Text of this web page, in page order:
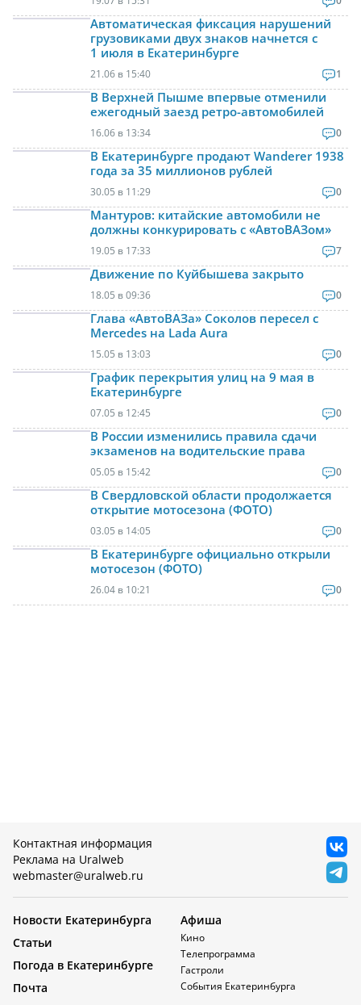
Автоматическая фиксация нарушений
грузовиками двух знаков начнется с
1 июля в Екатеринбурге
21.06 в 15:40 1
В Верхней Пышме впервые отменили
ежегодный заезд ретро-автомобилей
16.06 в 13:34 0
В Екатеринбурге продают Wanderer 1938
года за 35 миллионов рублей
30.05 в 11:29 0
Мантуров: китайские автомобили не
должны конкурировать с «АвтоВАЗом»
19.05 в 17:33 7
Движение по Куйбышева закрыто
18.05 в 09:36 0
Глава «АвтоВАЗа» Соколов пересел с
Mercedes на Lada Aura
15.05 в 13:03 0
График перекрытия улиц на 9 мая в
Екатеринбурге
07.05 в 12:45 0
В России изменились правила сдачи
экзаменов на водительские права
05.05 в 15:42 0
В Свердловской области продолжается
открытие мотосезона (ФОТО)
03.05 в 14:05 0
В Екатеринбурге официально открыли
мотосезон (ФОТО)
26.04 в 10:21 0
Контактная информация
Реклама на Uralweb
webmaster@uralweb.ru
Новости Екатеринбурга
Статьи
Погода в Екатеринбурге
Почта
Афиша
Кино
Телепрограмма
Гастроли
События Екатеринбурга